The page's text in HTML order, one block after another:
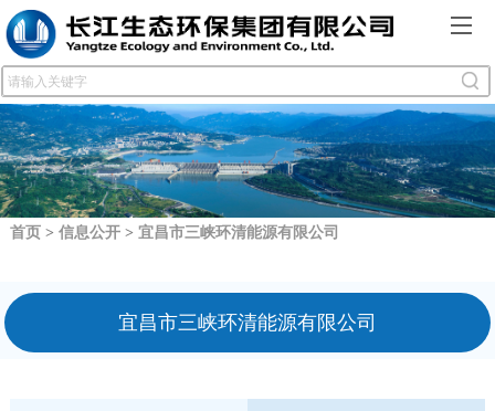
首页 > 信息公开 > 宜昌市三峡环清能源有限公司
宜昌市三峡环清能源有限公司